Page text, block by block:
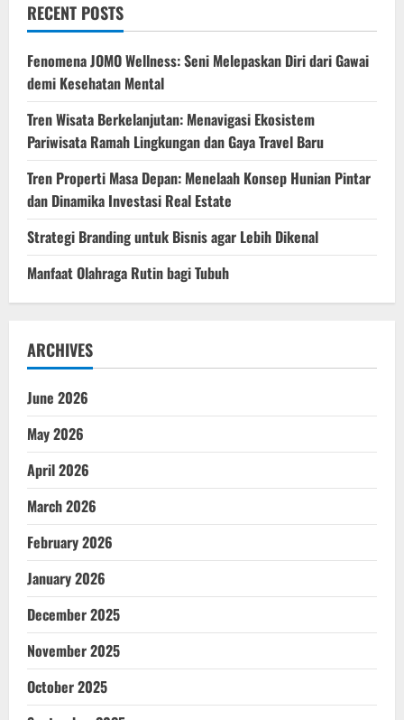
RECENT POSTS
Fenomena JOMO Wellness: Seni Melepaskan Diri dari Gawai
demi Kesehatan Mental
Tren Wisata Berkelanjutan: Menavigasi Ekosistem
Pariwisata Ramah Lingkungan dan Gaya Travel Baru
Tren Properti Masa Depan: Menelaah Konsep Hunian Pintar
dan Dinamika Investasi Real Estate
Strategi Branding untuk Bisnis agar Lebih Dikenal
Manfaat Olahraga Rutin bagi Tubuh
ARCHIVES
June 2026
May 2026
April 2026
March 2026
February 2026
January 2026
December 2025
November 2025
October 2025